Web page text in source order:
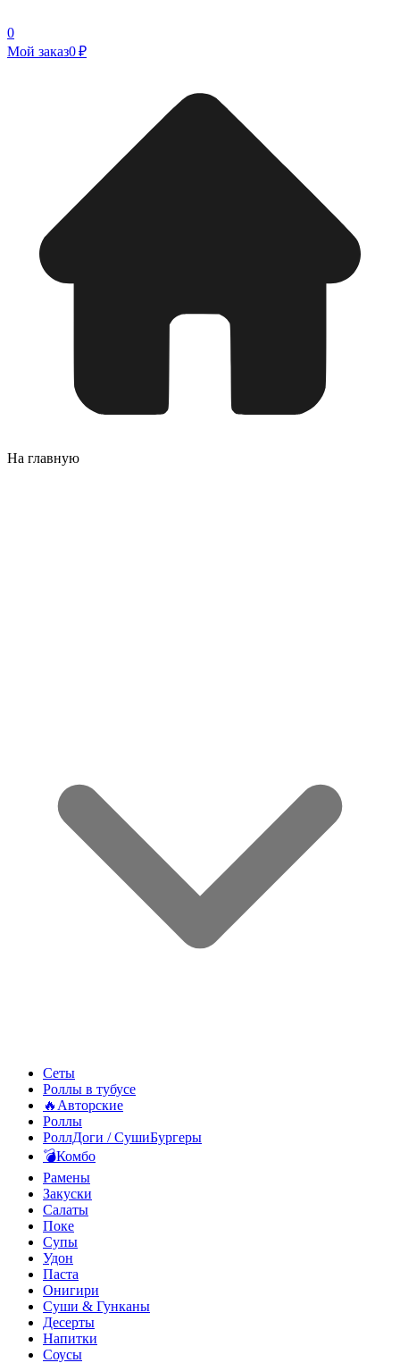
0
Мой заказ0 ₽
На главную
Сеты
Роллы в тубусе
🔥Авторские
Роллы
РоллДоги / СушиБургеры
💣Комбо
Рамены
Закуски
Салаты
Поке
Супы
Удон
Паста
Онигири
Суши & Гунканы
Десерты
Напитки
Соусы